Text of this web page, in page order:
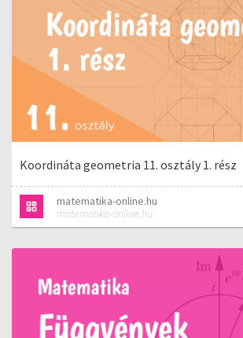
Koordináta geometria 11. osztály 1. rész
matematika-online.hu
matematika-online.hu